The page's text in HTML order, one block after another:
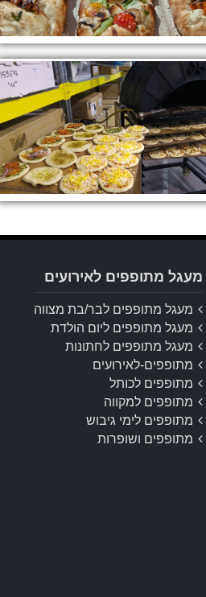
מעגל מתופפים לאירועים
מעגל מתופפים לבר/בת מצווה
מעגל מתופפים ליום הולדת
מעגל מתופפים לחתונות
מתופפים-לאירועים
מתופפים לכותל
מתופפים למקווה
מתופפים לימי גיבוש
מתופפים ושופרות